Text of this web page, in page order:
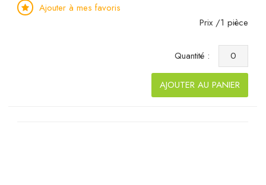
Ajouter à mes favoris
Prix /1 pièce
Quantité :
AJOUTER AU PANIER